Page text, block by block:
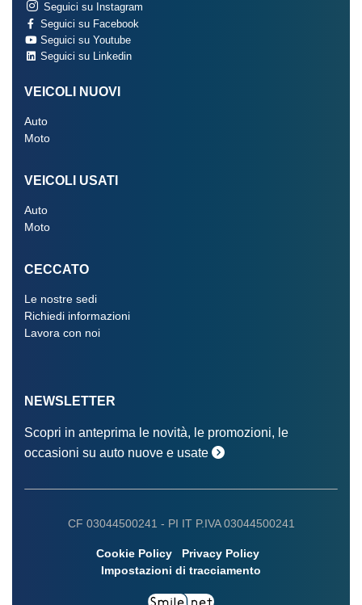
Seguici su Instagram
Seguici su Facebook
Seguici su Youtube
Seguici su Linkedin
VEICOLI NUOVI
Auto
Moto
VEICOLI USATI
Auto
Moto
CECCATO
Le nostre sedi
Richiedi informazioni
Lavora con noi
NEWSLETTER
Scopri in anteprima le novità, le promozioni, le
occasioni su auto nuove e usate
CF 03044500241 - PI IT P.IVA 03044500241
Cookie Policy
Privacy Policy
Impostazioni di tracciamento